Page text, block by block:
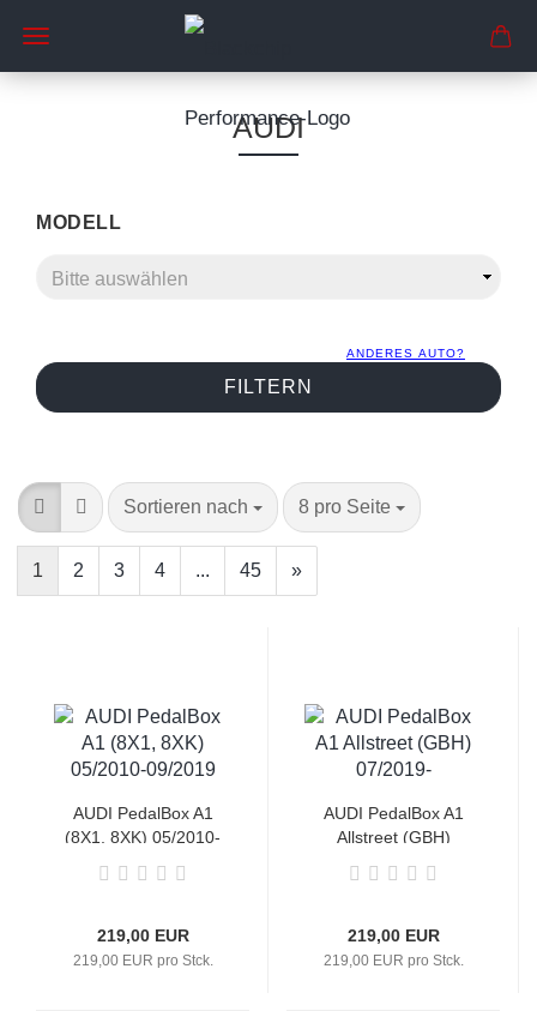
AUDI
MODELL
ANDERES AUTO?
FILTERN
Sortieren nach 8 pro Seite
1 2 3 4 ... 45 »
AUDI PedalBox A1
(8X1, 8XK) 05/2010-
219,00 EUR
219,00 EUR pro Stck.
AUDI PedalBox A1
Allstreet (GBH)
219,00 EUR
219,00 EUR pro Stck.